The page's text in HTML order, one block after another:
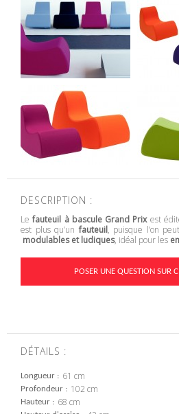
DESCRIPTION :
Lefauteuil à bascule Grand Prixest
est plus qu’unfauteuil, puisque l’on
modulables et ludiques, idéal pour les
POSER UNE QUESTION SUR
DÉTAILS :
Longueur 61 cm
Profondeur 102 cm
Hauteur 68 cm